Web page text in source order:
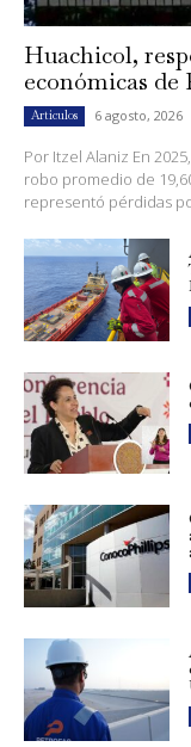
Huachicol,
económicas de
Artículos 6 agosto, 2026
Por Itzel Alaniz En
robo promedio de
representó pérdidas